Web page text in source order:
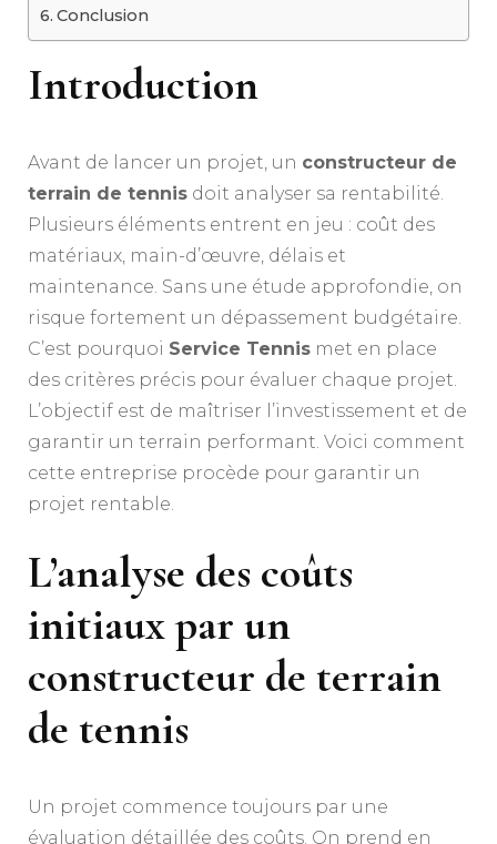
Conclusion
Introduction
Avant de lancer un projet, un constructeur de
terrain de tennis doit analyser sa rentabilité.
Plusieurs éléments entrent en jeu : coût des
matériaux, main-d’œuvre, délais et
maintenance. Sans une étude approfondie, on
risque fortement un dépassement budgétaire.
C’est pourquoi Service Tennis met en place
des critères précis pour évaluer chaque projet.
L’objectif est de maîtriser l’investissement et de
garantir un terrain performant. Voici comment
cette entreprise procède pour garantir un
projet rentable.
L’analyse des coûts
initiaux par un
constructeur de terrain
de tennis
Un projet commence toujours par une
évaluation détaillée des coûts. On prend en